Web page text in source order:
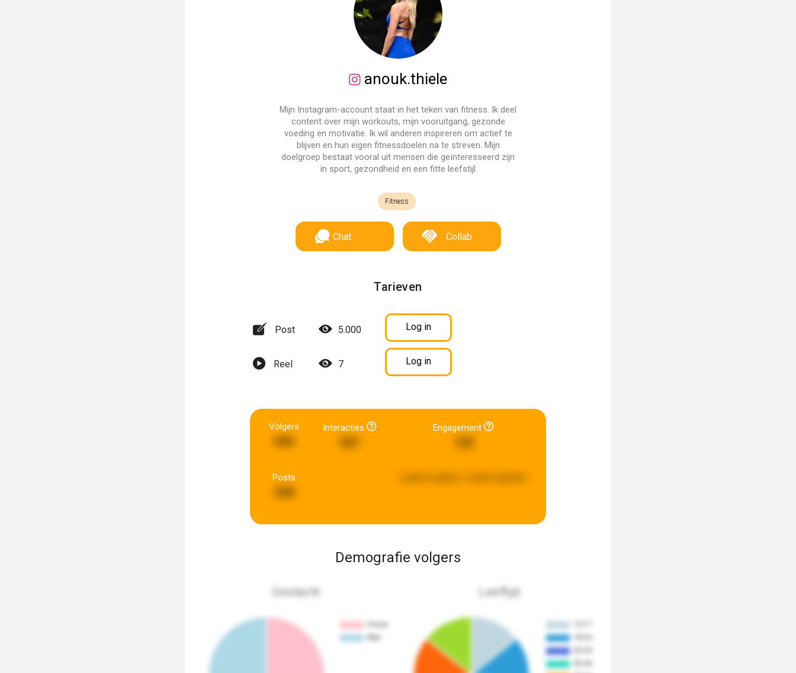
anouk.thiele
Mijn Instagram-account staat in het teken van fitness. Ik deel
content over mijn workouts, mijn vooruitgang, gezonde
voeding en motivatie. Ik wil anderen inspireren om actief te
blijven en hun eigen fitnessdoelen na te streven. Mijn
doelgroep bestaat vooral uit mensen die geïnteresseerd zijn
in sport, gezondheid en een fitte leefstijl
Fitness
Chat Collab
Tarieven
Post 5.000 Log in
Reel 7 Log in
Volgers
636
Interacties Engagement
Posts
Demografie volgers
Geslacht Leeftijd